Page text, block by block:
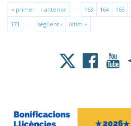
« primer ‹ anterior 163 164 165
171
següent › últim »